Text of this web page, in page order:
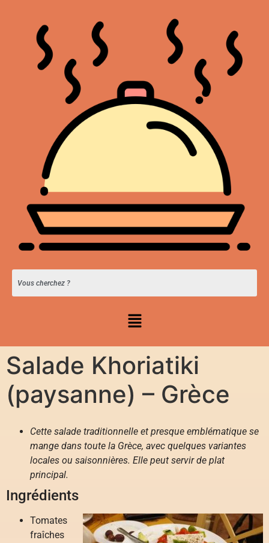
Salade Khoriatiki
(paysanne) – Grèce
Cette salade traditionnelle et presque emblématique se
mange dans toute la Grèce, avec quelques variantes
locales ou saisonnières. Elle peut servir de plat
principal.
Ingrédients
Tomates
fraîches